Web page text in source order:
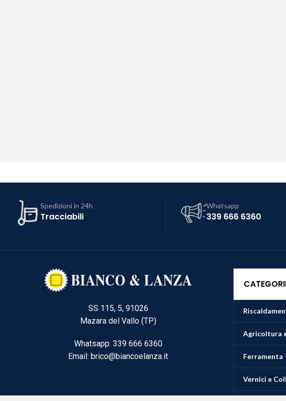
Spedizioni in 24h
Tracciabili
Whatsapp
339 666 6360
SS 115, 5, 91026
Mazara del Vallo (TP)
Whatsapp: 339 666 6360
Email: brico@biancoelanza.it
Agricoltura
Ferramenta
Vernici e